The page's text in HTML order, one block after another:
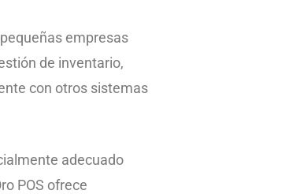
empresas
de inventario,
con otros sistemas
adecuado
POS ofrece